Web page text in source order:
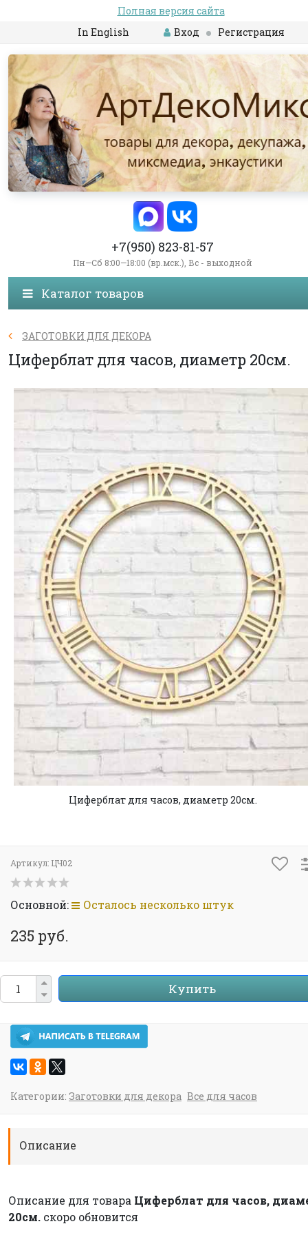
Полная версия сайта
In English
Вход Регистрация
+7(950) 823-81-57
Пн—Сб 8:00—18:00 (вр.мск.), Вс - выходной
Каталог товаров
ЗАГОТОВКИ ДЛЯ ДЕКОРА
Циферблат для часов, диаметр 20см.
Циферблат для часов, диаметр 20см.
Артикул: ЦЧ02
Основной: Осталось несколько штук
235 руб.
Купить
Категории: Заготовки для декора Все для часов
Описание
Описание для товара Циферблат для часов,
20см. скоро обновится